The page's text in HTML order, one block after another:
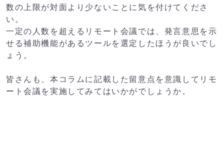
数の上限が対面より少ないことに気を付けてくださ
い。
一定の人数を超えるリモート会議では、発言意思を示
せる補助機能があるツールを選定したほうが良いでし
ょう。
皆さんも、本コラムに記載した留意点を意識してリモ
ート会議を実施してみてはいかがでしょうか。